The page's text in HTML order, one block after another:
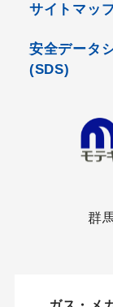
サイトマッ
安全データ
(SDS)
群